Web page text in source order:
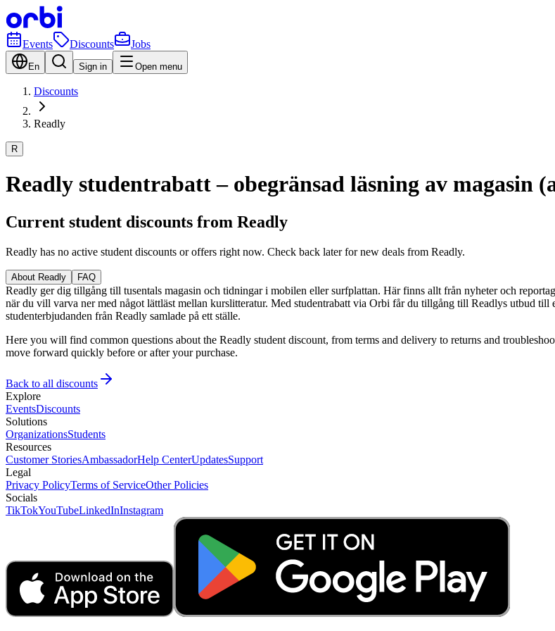
Events Discounts Jobs
En Sign in Open menu
Discounts
Readly
R
Readly studentrabatt – obegränsad läsning av magasin
Current student discounts from Readly
Readly has no active student discounts or offers right now. Check back later for new deals from Readly.
About Readly FAQ
Readly ger dig tillgång till tusentals magasin och tidningar i mobilen eller surfplattan. Här finns allt från nyheter och
när du vill varva ner med något lättläst mellan kurslitteratur. Med studentrabatt via Orbi får du tillgång till Readlys utbud till
studenterbjudanden från Readly samlade på ett ställe.
Here you will find common questions about the Readly student discount, from terms and delivery to returns and
move forward quickly before or after your purchase.
Back to all discounts
Explore
EventsDiscounts
Solutions
OrganizationsStudents
Resources
Customer StoriesAmbassadorHelp CenterUpdatesSupport
Legal
Privacy PolicyTerms of ServiceOther Policies
Socials
TikTokYouTubeLinkedInInstagram